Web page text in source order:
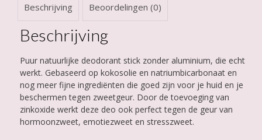
Beschrijving Beoordelingen (0)
Beschrijving
Puur natuurlijke deodorant stick zonder aluminium, die echt
werkt. Gebaseerd op kokosolie en natriumbicarbonaat en
nog meer fijne ingrediënten die goed zijn voor je huid en je
beschermen tegen zweetgeur. Door de toevoeging van
zinkoxide werkt deze deo ook perfect tegen de geur van
hormoonzweet, emotiezweet en stresszweet.